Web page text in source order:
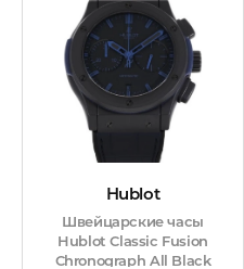
Hublot
Швейцарские часы
Hublot Classic Fusion
Chronograph All Black